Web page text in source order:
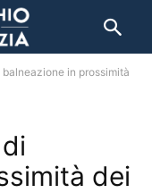
in prossimità
dei